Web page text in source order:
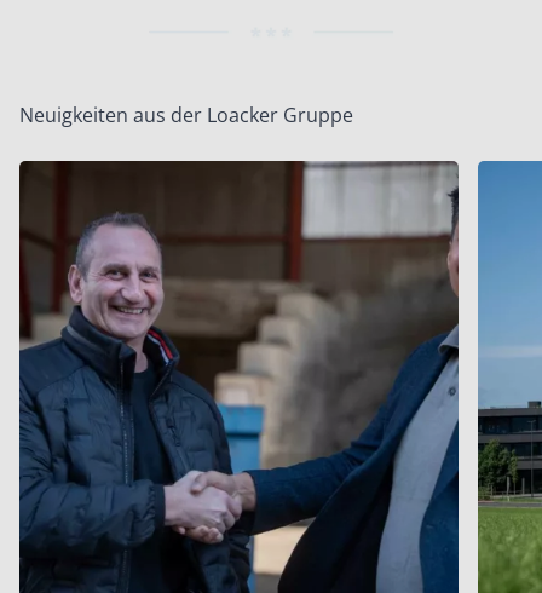
Neuigkeiten aus der Loacker Gruppe